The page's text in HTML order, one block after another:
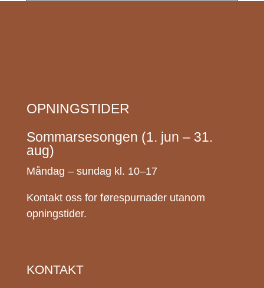
OPNINGSTIDER
Sommarsesongen (1. jun – 31.
aug)
Måndag – sundag kl. 10–17
Kontakt oss for førespurnader utanom
opningstider.
KONTAKT